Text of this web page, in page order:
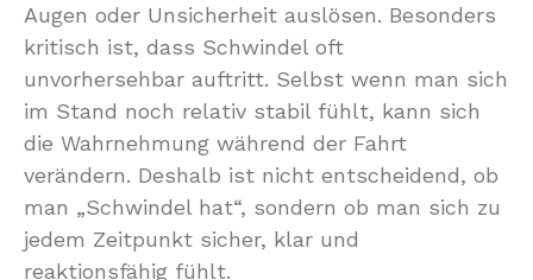
Augen oder Unsicherheit auslösen. Besonders
kritisch ist, dass Schwindel oft
unvorhersehbar auftritt. Selbst wenn man sich
im Stand noch relativ stabil fühlt, kann sich
die Wahrnehmung während der Fahrt
verändern. Deshalb ist nicht entscheidend, ob
man „Schwindel hat“, sondern ob man sich zu
jedem Zeitpunkt sicher, klar und
reaktionsfähig fühlt.